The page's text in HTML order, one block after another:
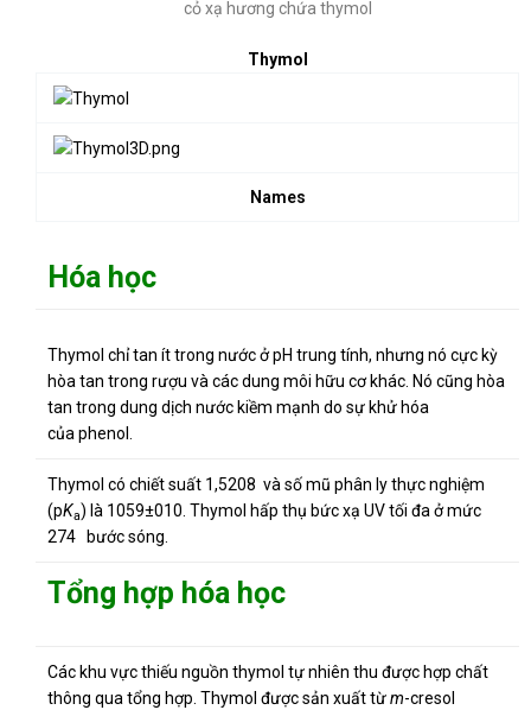
cỏ xạ hương chứa thymol
Thymol
Names
Hóa học
Thymol chỉ tan ít trong nước ở pH trung tính, nhưng nó cực kỳ
hòa tan trong rượu và các dung môi hữu cơ khác. Nó cũng hòa
tan trong dung dịch nước kiềm mạnh do sự khử hóa
của phenol.
Thymol có chiết suất 1,5208 và số mũ phân ly thực nghiệm
(pKa) là 1059±010 Thymol hấp thụ bức xạ UV tối đa ở mức
274 bước sóng.
Tổng hợp hóa học
Các khu vực thiếu nguồn thymol tự nhiên thu được hợp chất
thông qua tổng hợp. Thymol được sản xuất từm-cresol